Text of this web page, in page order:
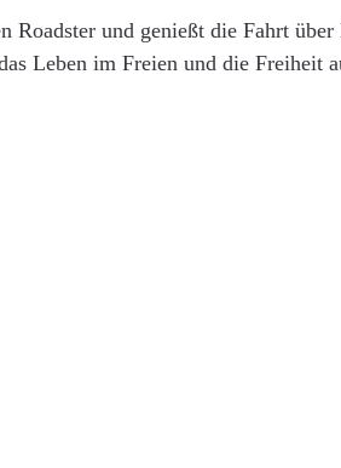
Roadster und genießt die Fahrt über
Leben im Freien und die Freiheit